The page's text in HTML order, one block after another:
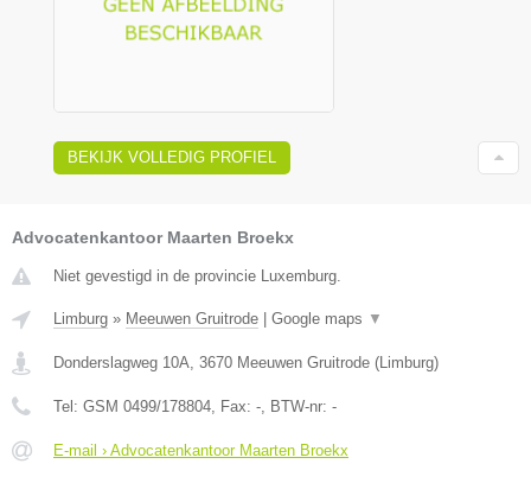
BEKIJK VOLLEDIG PROFIEL
Advocatenkantoor Maarten Broekx
Niet gevestigd in de provincie Luxemburg.
Limburg » Meeuwen Gruitrode | Google maps ▼
Donderslagweg 10A 3670 Meeuwen Gruitrode (Limburg)
Tel: GSM 0499/178804 , Fax: - , BTW-nr: -
E-mail › Advocatenkantoor Maarten Broekx